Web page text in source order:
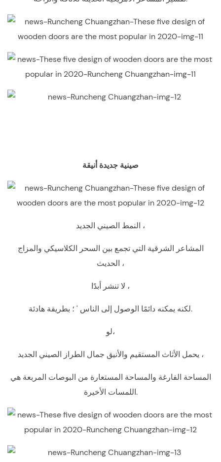
صينية جديدة أنيقة
النمط الصيني الجديد ،
المشاعر الشرقية التي تجمع بين السحر الكلاسيكي والمزاج
الحديث ،
لا تنشر أبدًا ،
لكنه يمكنه دائمًا الوصول إلى الناس ' ؛ بطريقة هادئة.
لو،
يحمل الأثاث المستقيم والأنيق جمال الطراز الصيني الجديد ،
المساحة الفارغة والمساحة المستعارة من البوصات المربعة هي
اللمسات الأخيرة.